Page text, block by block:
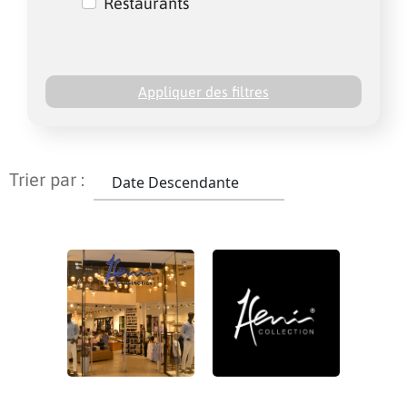
Appliquer des filtres
Trier par :